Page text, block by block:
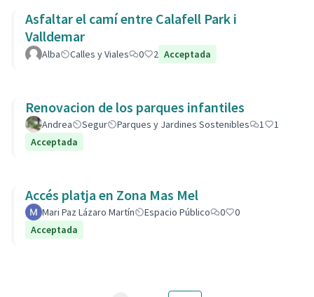
Asfaltar el camí entre Calafell Park i
Valldemar
Alba Calles y Viales 0 2 Acceptada
Renovacion de los parques infantiles
Andrea Segur Parques y Jardines Sostenibles 1
1
Acceptada
Accés platja en Zona Mas Mel
Mari Paz Lázaro Martín Espacio Público 0
0
Acceptada